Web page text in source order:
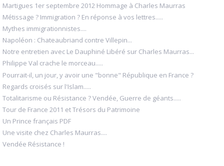
Martigues 1er septembre 2012 Hommage à Charles Maurras
Métissage ? Immigration ? En réponse à vos lettres.....
Mythes immigrationnistes....
Napoléon : Chateaubriand contre Villepin...
Notre entretien avec Le Dauphiné Libéré sur Charles Maurras...
Philippe Val crache le morceau.....
Pourrait-il, un jour, y avoir une "bonne" République en France ?
Regards croisés sur l'Islam.....
Totalitarisme ou Résistance ? Vendée, Guerre de géants.....
Tour de France 2011 et Trésors du Patrimoine
Un Prince français PDF
Une visite chez Charles Maurras....
Vendée Résistance !